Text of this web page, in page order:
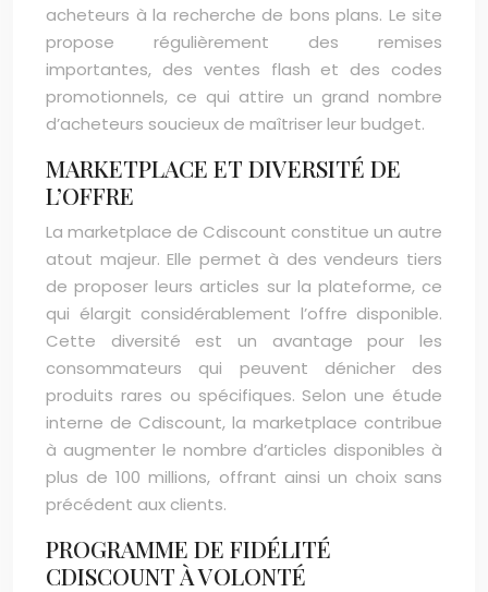
acheteurs à la recherche de bons plans. Le site
propose régulièrement des remises
importantes, des ventes flash et des codes
promotionnels, ce qui attire un grand nombre
d’acheteurs soucieux de maîtriser leur budget.
MARKETPLACE ET DIVERSITÉ DE
L’OFFRE
La marketplace de Cdiscount constitue un autre
atout majeur. Elle permet à des vendeurs tiers
de proposer leurs articles sur la plateforme, ce
qui élargit considérablement l’offre disponible.
Cette diversité est un avantage pour les
consommateurs qui peuvent dénicher des
produits rares ou spécifiques. Selon une étude
interne de Cdiscount, la marketplace contribue
à augmenter le nombre d’articles disponibles à
plus de 100 millions, offrant ainsi un choix sans
précédent aux clients.
PROGRAMME DE FIDÉLITÉ
CDISCOUNT À VOLONTÉ